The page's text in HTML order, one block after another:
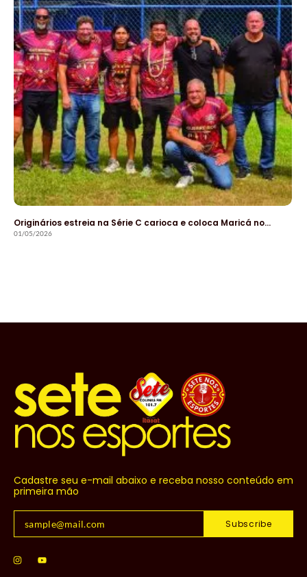
Originários estreia na Série C carioca e coloca Maricá no…
01/05/2026
Cadastre seu e-mail abaixo e receba nosso conteúdo em
primeira mão
Subscribe